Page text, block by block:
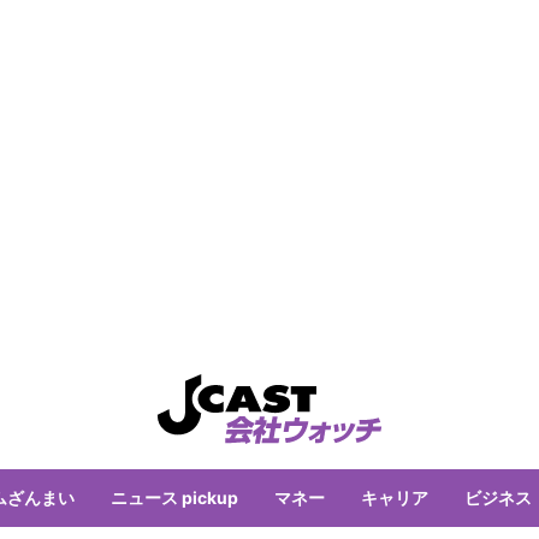
ざんまい ニュース pickup マネー キャリア ビジネス